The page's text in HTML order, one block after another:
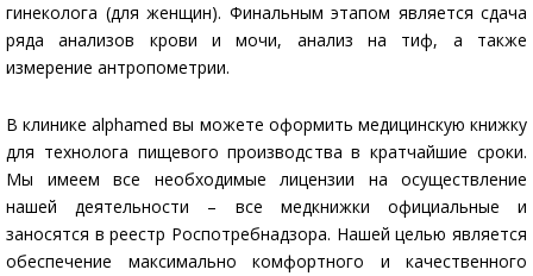
гинеколога (для женщин). Финальным этапом является сдача
ряда анализов крови и мочи, анализ на тиф, а также
измерение антропометрии.
В клинике alphamed вы можете оформить медицинскую книжку
для технолога пищевого производства в кратчайшие сроки.
Мы имеем все необходимые лицензии на осуществление
нашей деятельности – все медкнижки официальные и
заносятся в реестр Роспотребнадзора. Нашей целью является
обеспечение максимально комфортного и качественного